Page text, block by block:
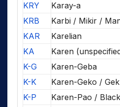
KRY
Karay-a
KRB
Karbi / Mikir /
KAR
Karelian
KA
Karen
K-G
Karen-Geba
K-K
Karen-Geko /
K-P
Karen-Pao /